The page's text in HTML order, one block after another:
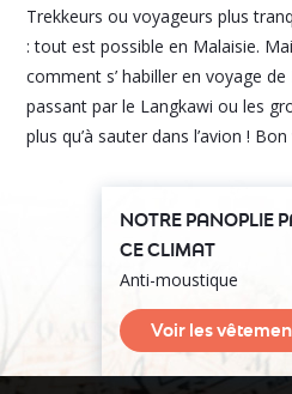
Trekkeurs ou voyageurs plus
: tout est possible en Malaisie.
comment s’ habiller en voyage
passant par le Langkawi ou les
plus qu’à sauter dans l’avion !
NOTRE PANOPLIE
CE CLIMAT
Anti-moustique
Voir les